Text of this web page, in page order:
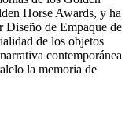
Horse Awards, y ha
Diseño de Empaque de
de los objetos
contemporánea
la memoria de